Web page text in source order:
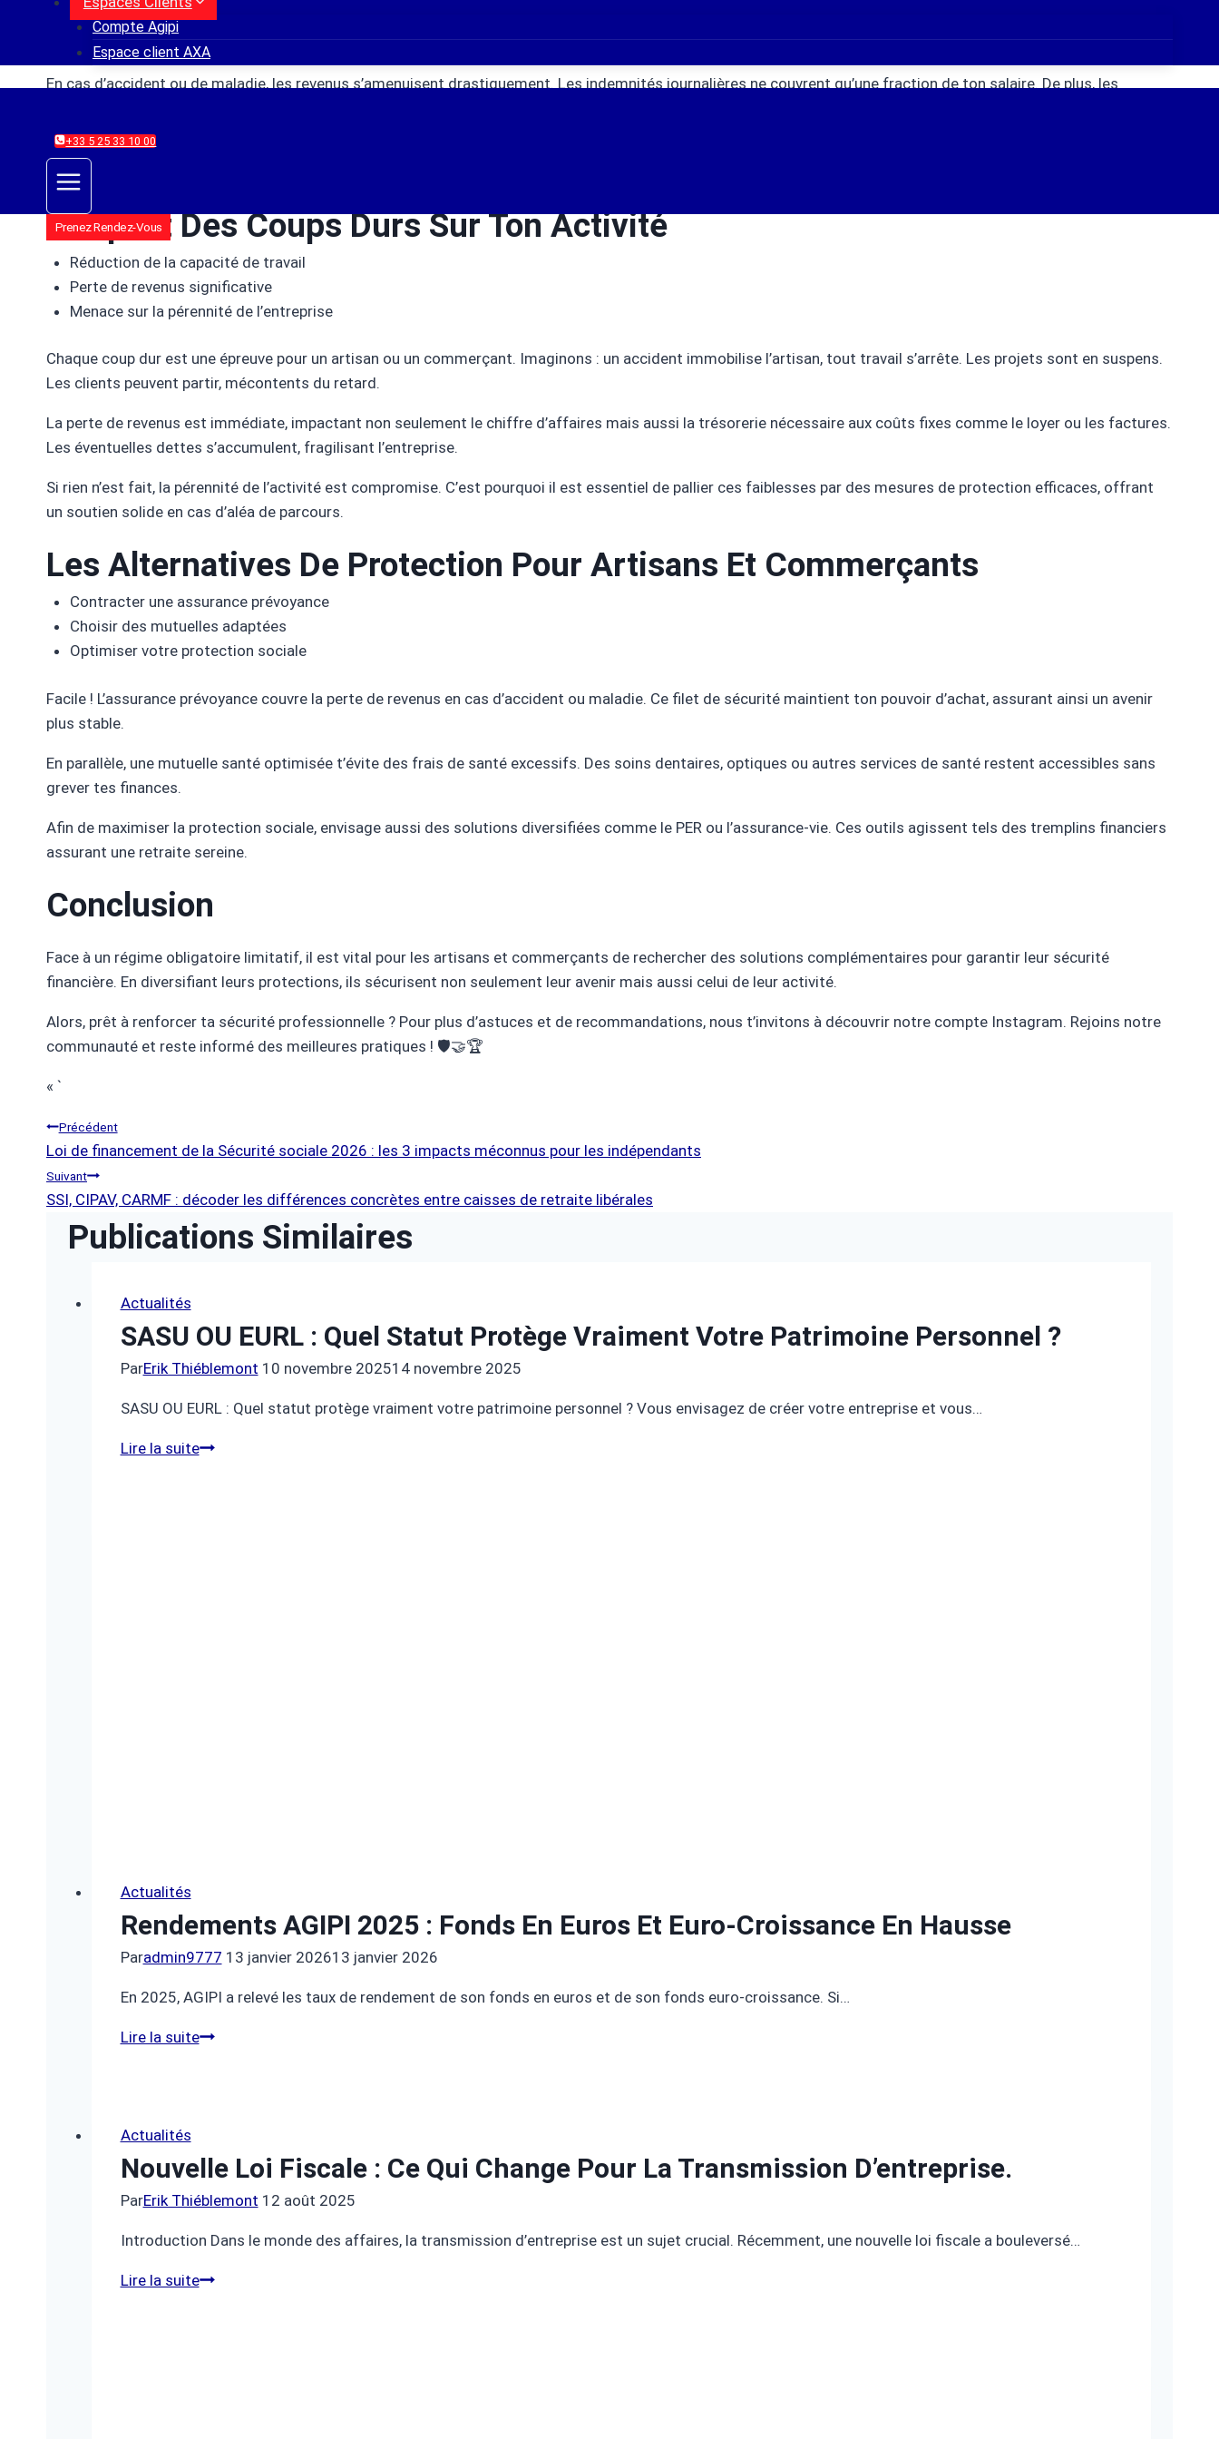
Compte Agipi
Espace client AXA
+33 5 25 33 10 00
Prenez Rendez-Vous
En tant qu’artisan ou commerçant, tu te bats au quotidien pour faire prospérer ton entreprise. Mais sais-tu que le régime obligatoire ne te protège qu’à 40% en cas
de coup dur ? Oui, c’est surprenant, mais la protection sécurité sociale de base demeure partiellement suffisante.
En cas d’accident ou de maladie, les revenus s’amenuisent drastiquement. Les indemnités journalières ne couvrent qu’une fraction de ton salaire. De plus, les
Il est donc crucial d’envisager d’autres solutions. Que ce soit par une mutuelle, un contrat prévoyance ou une assurance professionnelle, plusieurs options
permettent de sécuriser ton avenir tout en protégeant tes finances.
L’impact Des Coups Durs Sur Ton Activité
Réduction de la capacité de travail
Perte de revenus significative
Menace sur la pérennité de l’entreprise
Chaque coup dur est une épreuve pour un artisan ou un commerçant. Imaginons : un accident immobilise l’artisan, tout travail s’arrête. Les projets sont en suspens.
Les clients peuvent partir, mécontents du retard.
La perte de revenus est immédiate, impactant non seulement le chiffre d’affaires mais aussi la trésorerie nécessaire aux coûts fixes comme le loyer ou les factures.
Les éventuelles dettes s’accumulent, fragilisant l’entreprise.
Si rien n’est fait, la pérennité de l’activité est compromise. C’est pourquoi il est essentiel de pallier ces faiblesses par des mesures de protection efficaces, offrant
un soutien solide en cas d’aléa de parcours.
Les Alternatives De Protection Pour Artisans Et Commerçants
Contracter une assurance prévoyance
Choisir des mutuelles adaptées
Optimiser votre protection sociale
Facile ! L’assurance prévoyance couvre la perte de revenus en cas d’accident ou maladie. Ce filet de sécurité maintient ton pouvoir d’achat, assurant ainsi un avenir
plus stable.
En parallèle, une mutuelle santé optimisée t’évite des frais de santé excessifs. Des soins dentaires, optiques ou autres services de santé restent accessibles sans
grever tes finances.
Afin de maximiser la protection sociale, envisage aussi des solutions diversifiées comme le PER ou l’assurance-vie. Ces outils agissent tels des tremplins financiers
assurant une retraite sereine.
Conclusion
Face à un régime obligatoire limitatif, il est vital pour les artisans et commerçants de rechercher des solutions complémentaires pour garantir leur sécurité
financière. En diversifiant leurs protections, ils sécurisent non seulement leur avenir mais aussi celui de leur activité.
Alors, prêt à renforcer ta sécurité professionnelle ? Pour plus d’astuces et de recommandations, nous t’invitons à découvrir notre compte Instagram. Rejoins notre
communauté et reste informé des meilleures pratiques ! 🛡️🤝🏆
« `
Navigation
De
L’article
Précédent
Loi de financement de la Sécurité sociale 2026 : les 3 impacts méconnus pour les indépendants
Suivant
SSI, CIPAV, CARMF : décoder les différences concrètes entre caisses de retraite libérales
Publications Similaires
Actualités
SASU OU EURL : Quel Statut Protège Vraiment Votre Patrimoine Personnel ?
ParErik Thiéblemont 10 novembre 202514 novembre 2025
SASU OU EURL : Quel statut protège vraiment votre patrimoine personnel ? Vous envisagez de créer votre entreprise et vous…
Lire la suiteSASU
Actualités
Rendements AGIPI 2025 : Fonds En Euros Et Euro-Croissance En Hausse
Paradmin9777 13 janvier 202613 janvier 2026
En 2025, AGIPI a relevé les taux de rendement de son fonds en euros et de son fonds euro-croissance. Si…
Lire la suiteRendements
en
euros
et
euro-
en
Actualités
Nouvelle Loi Fiscale : Ce Qui Change Pour La Transmission D’entreprise.
ParErik Thiéblemont 12 août 2025
Introduction Dans le monde des affaires, la transmission d’entreprise est un sujet crucial. Récemment, une nouvelle loi fiscale a bouleversé…
Lire la suiteNouvelle